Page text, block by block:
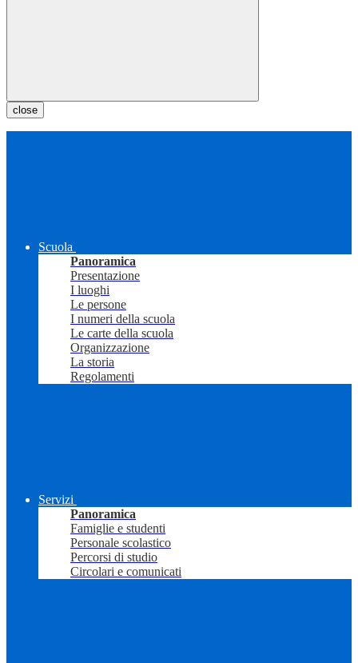
close
Scuola
Panoramica
Presentazione
I luoghi
Le persone
I numeri della scuola
Le carte della scuola
Organizzazione
La storia
Regolamenti
Servizi
Panoramica
Famiglie e studenti
Personale scolastico
Percorsi di studio
Circolari e comunicati